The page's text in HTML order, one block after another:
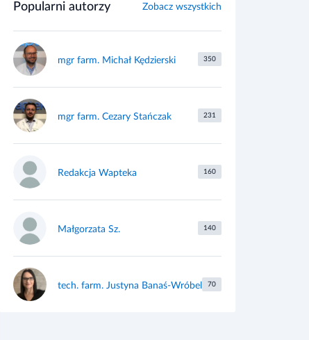
Popularni autorzy Zobacz wszystkich
mgr farm. Michał Kędzierski 350
mgr farm. Cezary Stańczak 231
Redakcja Wapteka 160
Małgorzata Sz. 140
tech. farm. Justyna Banaś-Wróbel 70